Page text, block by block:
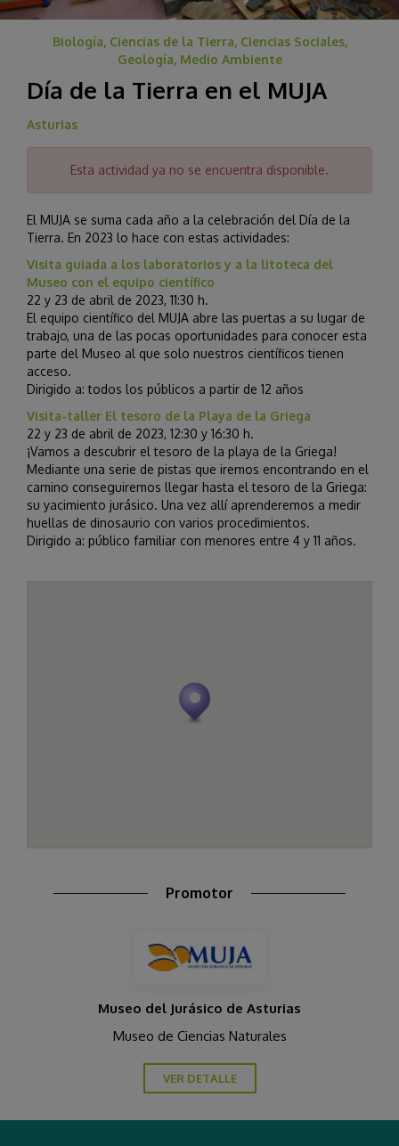
Biología, Ciencias de la Tierra, Ciencias Sociales,
Geología, Medio Ambiente
Día de la Tierra en el MUJA
Asturias
Esta actividad ya no se encuentra disponible.
El MUJA se suma cada año a la celebración del Día de la
Tierra. En 2023 lo hace con estas actividades:
Visita guiada a los laboratorios y a la litoteca del
Museo con el equipo científico
22 y 23 de abril de 2023, 11:30 h.
El equipo científico del MUJA abre las puertas a su lugar de
trabajo, una de las pocas oportunidades para conocer esta
parte del Museo al que solo nuestros científicos tienen
acceso.
Dirigido a: todos los públicos a partir de 12 años
Visita-taller El tesoro de la Playa de la Griega
22 y 23 de abril de 2023, 12:30 y 16:30 h.
¡Vamos a descubrir el tesoro de la playa de la Griega!
Mediante una serie de pistas que iremos encontrando en el
camino conseguiremos llegar hasta el tesoro de la Griega:
su yacimiento jurásico. Una vez allí aprenderemos a medir
huellas de dinosaurio con varios procedimientos.
Dirigido a: público familiar con menores entre 4 y 11 años.
Promotor
Museo del Jurásico de Asturias
Museo de Ciencias Naturales
VER DETALLE